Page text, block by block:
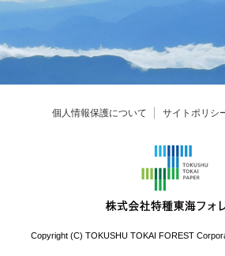
個人情報保護について サイトポリシ
Copyright (C) TOKUSHU TOKAI FOREST